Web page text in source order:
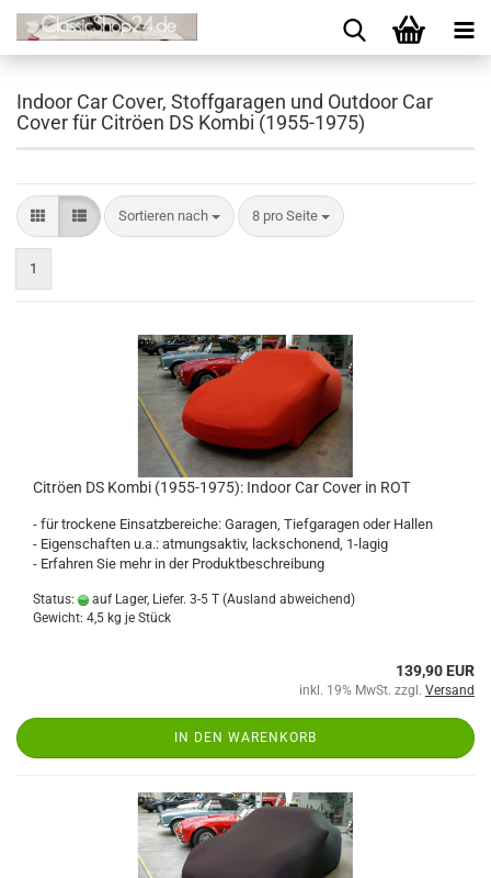
Indoor Car Cover, Stoffgaragen und Outdoor Car
Cover für Citröen DS Kombi (1955-1975)
Sortieren nach 8 pro Seite
1
Citröen DS Kombi (1955-1975): Indoor Car Cover in ROT
- für trockene Einsatzbereiche: Garagen, Tiefgaragen oder Hallen
- Eigenschaften u.a.: atmungsaktiv, lackschonend, 1-lagig
- Erfahren Sie mehr in der Produktbeschreibung
Status: auf Lager, Liefer. 3-5 T (Ausland abweichend)
Gewicht: 4,5 kg je Stück
139,90 EUR
inkl. 19% MwSt. zzgl. Versand
IN DEN WARENKORB